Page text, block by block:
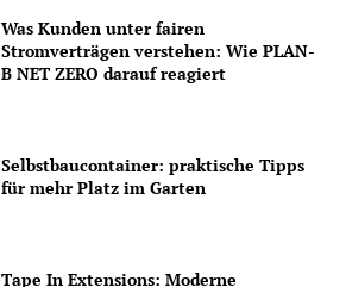
Was Kunden unter fairen
Stromverträgen verstehen: Wie PLAN-
B NET ZERO darauf reagiert
Selbstbaucontainer: praktische Tipps
für mehr Platz im Garten
Tape In Extensions: Moderne